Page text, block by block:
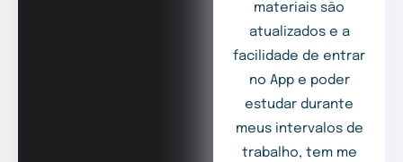
materiais são
atualizados e a
facilidade de entrar
no App e poder
estudar durante
meus intervalos de
trabalho, tem me